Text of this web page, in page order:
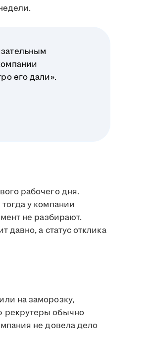
его дали».
рабочего дня.
у компании
не разбирают.
давно, а статус отклика
на заморозку,
рекрутеры обычно
не довела дело